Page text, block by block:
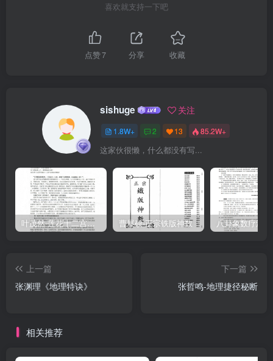
喜欢就支持一下吧
点赞7 分享 收藏
sishuge 关注
1.8W+ 2 13 85.2W+
这家伙很懒，什么都没有写...
叶茂然-莲花十二宫佛家奇门面授及答疑 曹展硕-正宗铁版神数
上一篇
张渊理《地理特诀》
下一篇
张哲鸣-地理捷径秘断
相关推荐